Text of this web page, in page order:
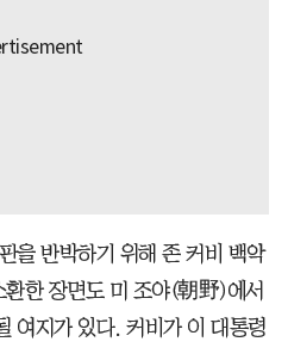
을 반박하기 위해 존 커비 백악
한 장면도 미 조야(朝野)에서
여지가 있다. 커비가 이 대통령